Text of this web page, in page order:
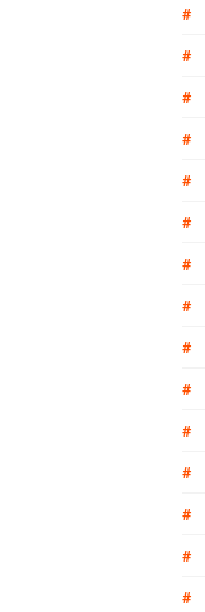
#
#
#
#
#
#
#
#
#
#
#
#
#
#
#